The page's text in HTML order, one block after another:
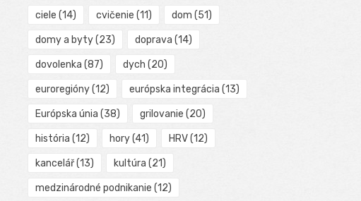
ciele (14) cvičenie (11) dom (51)
domy a byty(23) doprava (14)
dovolenka (87) dych (20)
euroregióny(12) európska integrácia (13)
Európska únia (38) grilovanie (20)
história (12) hory(41) HRV(12)
kancelář(13) kultúra (21)
medzinárodné podnikanie (12)